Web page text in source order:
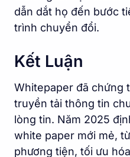
dẫn dắt họ đến bước
trình chuyển đổi.
Kết Luận
Whitepaper đã chứng
truyền tải thông tin
lòng tin. Năm 2025
white paper mới mẻ,
phương tiện, tối ưu